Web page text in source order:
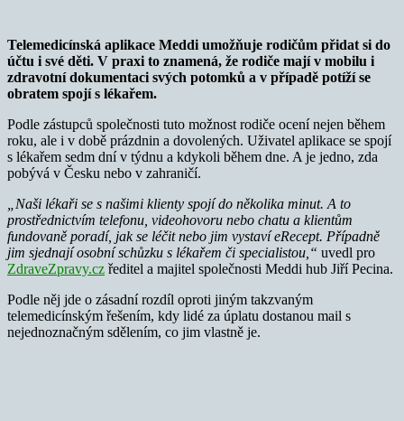
Telemedicínská aplikace Meddi umožňuje rodičům přidat si do
účtu i své děti. V praxi to znamená, že rodiče mají v mobilu i
zdravotní dokumentaci svých potomků a v případě potíží se
obratem spojí s lékařem.
Podle zástupců společnosti tuto možnost rodiče ocení nejen během
roku, ale i v době prázdnin a dovolených. Uživatel aplikace se spojí
s lékařem sedm dní v týdnu a kdykoli během dne. A je jedno, zda
pobývá v Česku nebo v zahraničí.
„Naši lékaři se s našimi klienty spojí do několika minut. A to
prostřednictvím telefonu, videohovoru nebo chatu a klientům
fundovaně poradí, jak se léčit nebo jim vystaví eRecept. Případně
jim sjednají osobní schůzku s lékařem či specialistou,“ uvedl pro
ZdraveZpravy.cz ředitel a majitel společnosti Meddi hub Jiří Pecina.
Podle něj jde o zásadní rozdíl oproti jiným takzvaným
telemedicínským řešením, kdy lidé za úplatu dostanou mail s
nejednoznačným sdělením, co jim vlastně je.